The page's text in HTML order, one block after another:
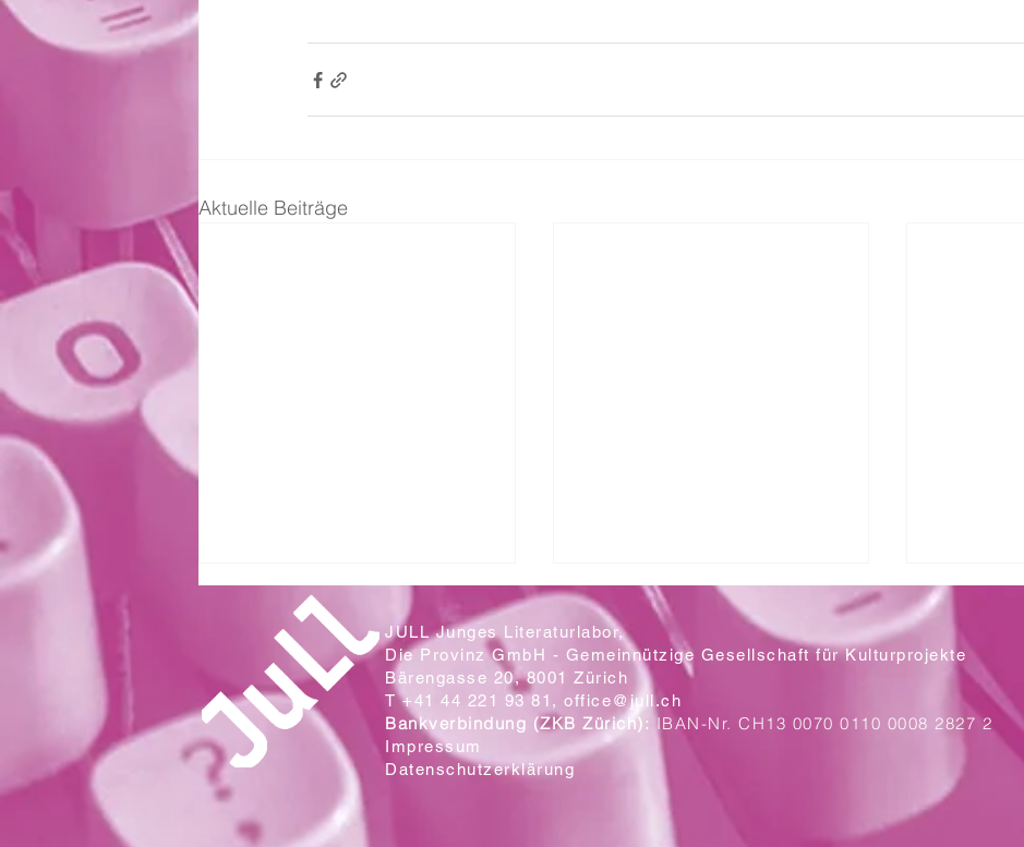
Aktuelle Beiträge
Zwei Klassen aus der Sek. Wallrüti
lesen in der Campo Cantina
Ein Blick auf die neuen Plakate
Mit letzter Kraft
JULL Junges Literaturlabor,
Die Provinz GmbH - Gemeinnützige Gesellschaft für Kulturprojekte
Bärengasse 20, 8001 Zürich
T +41 44 221 93 81, office@jull.ch
Bankverbindung (ZKB Zürich): IBAN-Nr. CH13 0070 0110 0008 2827 2
Impressum
Datenschutzerklärung